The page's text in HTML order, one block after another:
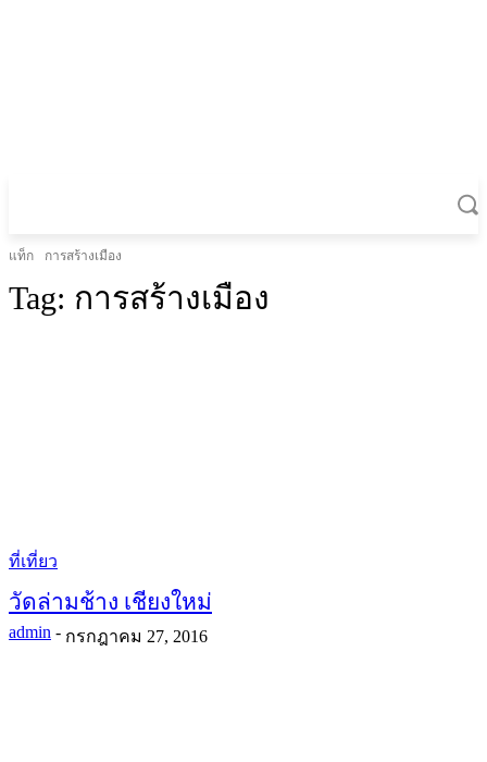
แท็ก การสร้างเมือง
Tag: การสร้างเมือง
ที่เที่ยว
วัดล่ามช้าง เชียงใหม่
admin - กรกฎาคม 27, 2016